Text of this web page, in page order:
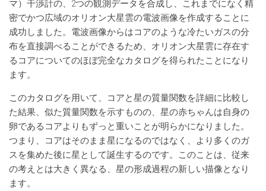
マ）干渉計の、2つの観測データを合成し、これまでになく精
密でかつ広域のオリオン大星雲の電波画像を作成することに
成功しました。電波画像からはコアのような冷たいガスの分
布を直接調べることができるため、オリオン大星雲に存在す
るコアについてのほぼ完全なカタログを得られたことになり
ます。
このカタログを用いて、コアと星の質量関数を詳細に比較し
た結果、似た質量関数を示すものの、星の赤ちゃんは自身の
卵であるコアよりもずっと重いことが明らかになりました。
つまり、コアはそのまま星になるのではなく、より多くのガ
スを集めた後に星として誕生するのです。このことは、従来
の考えとは大きく異なる、星の形成過程の新しい描像となり
ます。